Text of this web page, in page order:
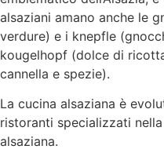
alsaziani amano anche le
verdure) e i knepfle
kougelhopf (dolce di
cannella e spezie).
La cucina alsaziana è
ristoranti specializzati
alsaziana.